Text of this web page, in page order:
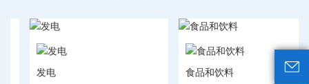
发电
食品和饮料
